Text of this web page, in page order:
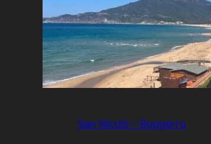
San Nicolò – Buggerru